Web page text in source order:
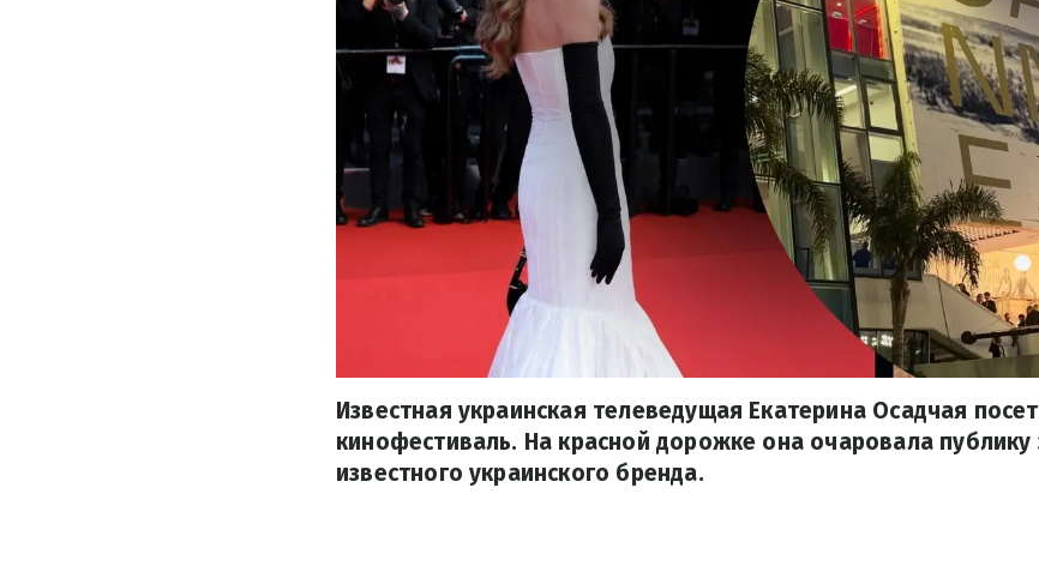
Известная украинская телеведущая Екатерина Осадчая
кинофестиваль. На красной дорожке она очаровала публику
известного украинского бренда.